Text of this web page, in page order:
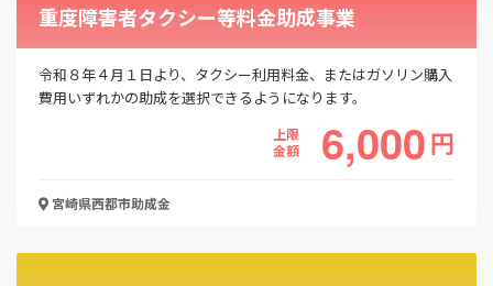
重度障害者タクシー等料金助成事業
令和８年４月１日より、タクシー利用料金、またはガソリン購入
費用いずれかの助成を選択できるようになります。
上限
金額
6,000円
宮崎県西都市助成金